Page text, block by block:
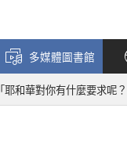
多媒體圖書館
「耶和華對你有什麼要求呢？